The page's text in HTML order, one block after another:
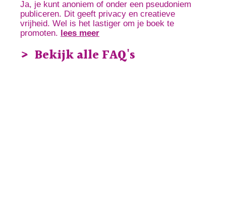
Ja, je kunt anoniem of onder een pseudoniem
publiceren. Dit geeft privacy en creatieve
vrijheid. Wel is het lastiger om je boek te
promoten. lees meer
Bekijk alle FAQ's